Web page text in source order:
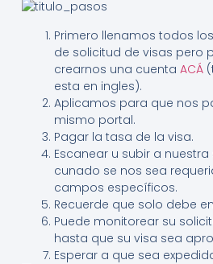
Primero llenamos todos
de solicitud de visas pero
crearnos una cuenta ACÁ
esta en ingles).
Aplicamos para que nos
mismo portal.
Pagar la tasa de la visa.
Escanear u subir a
cunado se nos sea
campos específicos.
Recuerde que solo debe
Puede monitorear su
hasta que su visa sea
Esperar a que sea